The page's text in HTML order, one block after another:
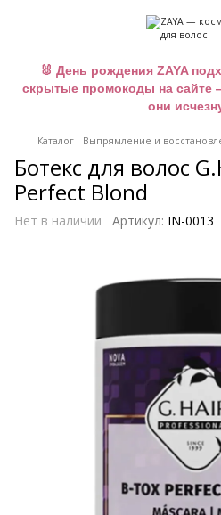
🐰 День рождения ZAYA
скрытые промокоды на сайте
они
Каталог Выпрямление и
Ботекс для волос
Perfect Blond
Нет в наличии Артикул: IN-0013